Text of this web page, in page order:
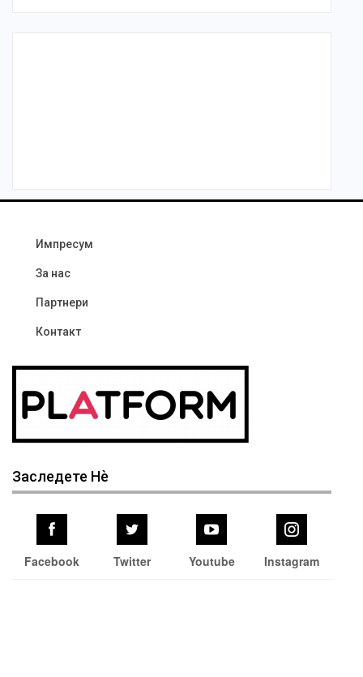
Импресум
За нас
Партнери
Контакт
Заследете Нѐ
Facebook Twitter Youtube Instagram